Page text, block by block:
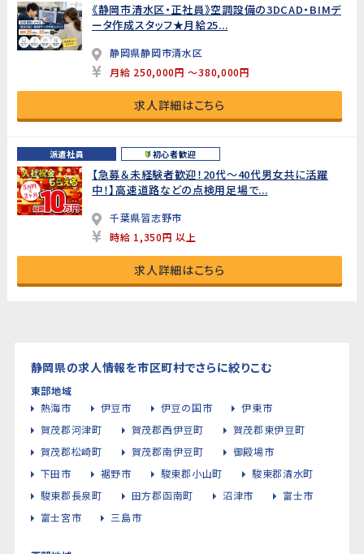
《静岡市清水区・正社員》空調設備の3DCAD・BIMデ
ータ作成スタッフ★月給25...
静岡県静岡市清水区
月給 250,000円 ～380,000円
求人詳細はこちら
派遣社員 初心者歓迎
【急募＆未経験者歓迎！20代～40代男女共に活躍
中！】高速道路などの点検用足場で...
千葉県習志野市
時給 1,350円 以上
求人詳細はこちら
静岡県の求人情報を市区町村でさらに絞りこむ
東部地域
熱海市
伊豆市 伊豆の国市
伊東市
賀茂郡河津町
賀茂郡西伊豆町
賀茂郡東伊豆町
賀茂郡松崎町
賀茂郡南伊豆町
御殿場市
下田市
裾野市 駿東郡小山町
駿東郡清水町
駿東郡長泉町
田方郡函南町 沼津市
富士市
富士宮市
三島市